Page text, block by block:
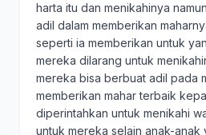
harta itu dan menikahinya
adil dalam memberikan
seperti ia memberikan untuk
mereka dilarang untuk
mereka bisa berbuat adil pada
memberikan mahar terbaik
diperintahkan untuk menikahi
untuk mereka selain anak-anak